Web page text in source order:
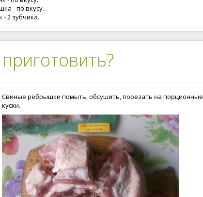
- по вкусу.
- 2 зубчика.
Свиные рёбрышки помыть, обсушить, порезать на порционные
куски.